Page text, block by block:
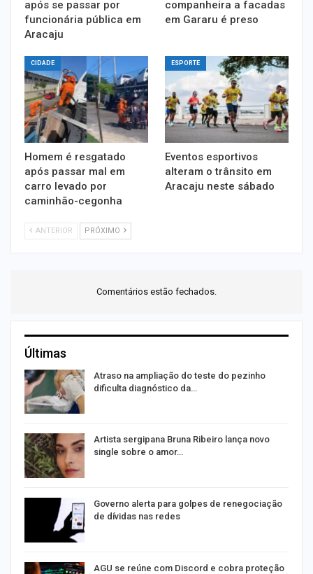
após se passar por
funcionária pública em
Aracaju
companheira a facadas
em Gararu é preso
CIDADE
Homem é resgatado
após passar mal em
carro levado por
caminhão-cegonha
ESPORTE
Eventos esportivos
alteram o trânsito em
Aracaju neste sábado
ANTERIOR PRÓXIMO
Comentários estão fechados.
Últimas
Atraso na ampliação do teste do pezinho
dificulta diagnóstico da…
Artista sergipana Bruna Ribeiro lança novo
single sobre o amor…
Governo alerta para golpes de renegociação
de dívidas nas redes
AGU se reúne com Discord e cobra proteção